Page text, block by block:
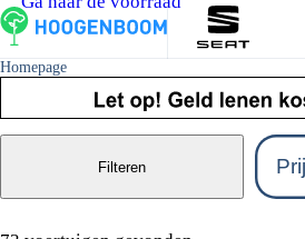
Homepage
Filteren